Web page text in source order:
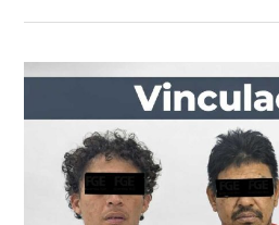
en
abre
en
nueva)
en
abre
en
ventana
nueva)
en
abre
en
una
ventana
nueva)
en
en
una
ventana
nueva)
en
en
una
ventana
nueva)